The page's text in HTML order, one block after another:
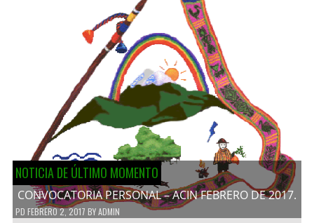
NOTICIA DE ÚLTIMO MOMENTO
CONVOCATORIA PERSONAL – ACIN FEBRERO DE 2017.
PD FEBRERO 2, 2017 BYADMIN